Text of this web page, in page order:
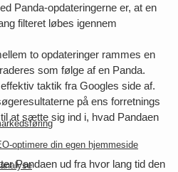
optimere din egen hjemmeside
Panda-opdateringerne er, at en
filteret løbes igennem
to opdateringer rammes en
som følge af en Panda.
taktik fra Googles side af.
på ens forretnings
at sætte sig ind i, hvad Pandaen
Pandaen ud fra hvor lang tid den